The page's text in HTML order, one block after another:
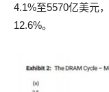
4.1%至5570亿美元
12.6%。